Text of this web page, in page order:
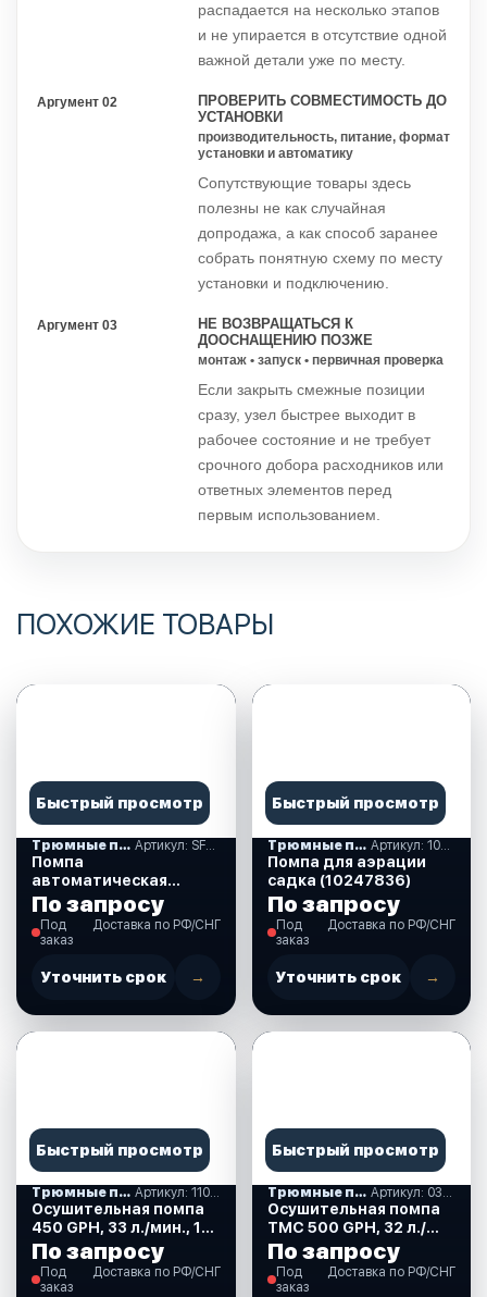
распадается на несколько этапов
и не упирается в отсутствие одной
важной детали уже по месту.
Аргумент 02
ПРОВЕРИТЬ СОВМЕСТИМОСТЬ ДО
УСТАНОВКИ
производительность, питание, формат
установки и автоматику
Сопутствующие товары здесь
полезны не как случайная
допродажа, а как способ заранее
собрать понятную схему по месту
установки и подключению.
Аргумент 03
НЕ ВОЗВРАЩАТЬСЯ К
ДООСНАЩЕНИЮ ПОЗЖЕ
монтаж • запуск • первичная проверка
Если закрыть смежные позиции
сразу, узел быстрее выходит в
рабочее состояние и не требует
срочного добора расходников или
ответных элементов перед
первым использованием.
ПОХОЖИЕ ТОВАРЫ
Быстрый просмотр
Трюмные помпы Артикул: SFBP1-G750-06
Помпа
автоматическая
SEAFLO 750 GPH 19 мм
(SFBP1-G750-06)
По запросу
Под
заказ
Доставка по РФ/СНГ
Уточнить срок →
Быстрый просмотр
Трюмные помпы Артикул: 10247836
Помпа для аэрации
садка (10247836)
По запросу
Под
заказ
Доставка по РФ/СНГ
Уточнить срок →
Быстрый просмотр
Трюмные помпы Артикул: 110058
Осушительная помпа
450 GPH, 33 л./мин., 12
В. (110058)
По запросу
Под
заказ
Доставка по РФ/СНГ
Быстрый просмотр
Трюмные помпы Артикул: 03303_12
Осушительная помпа
TMC 500 GPH, 32 л./
мин., 12 В. (03303_12)
По запросу
Под
заказ
Доставка по РФ/СНГ